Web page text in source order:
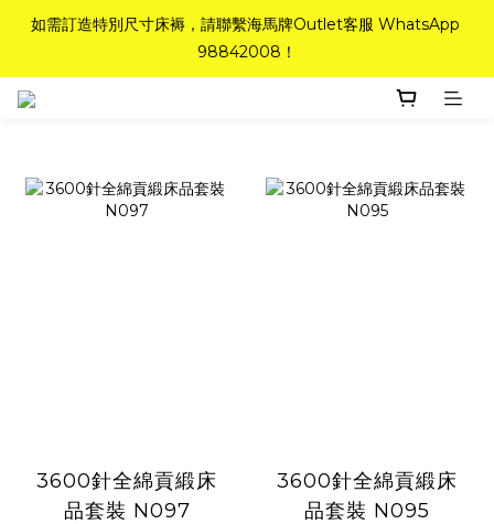
如需訂造特別尺寸床褥，請聯繫海馬牌Outlet客服 WhatsApp
98842008！
如需訂造特別尺寸床褥，請聯繫海馬牌Outlet客服 WhatsApp
98842008！
Top-Tier Quality系列床褥82折(新永久記憶床褥 及 健康記憶床
粉紅水晶床褥，立即搶購，享6折優惠！
3600針全綿貢緞床
品套裝 N097
3600針全綿貢緞床
品套裝 N095